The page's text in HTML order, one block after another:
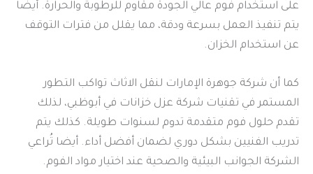
على استخدام فوم عالي الجودة مقاوم للرطوبة والحرارة. أيضا
يتم تنفيذ العمل بسرعة ودقة، مما يقلل من فترات التوقف
عن استخدام الخزان.
كما أن شركة جوهرة الإمارات لنقل الاثاث تواكب التطور
المستمر في تقنيات شركة عزل خزانات في أبوظبي، لذلك
تقدم حلول فوم متقدمة تدوم لسنوات طويلة. كذلك يتم
تدريب الفنيين بشكل دوري لضمان أفضل أداء. أيضا تُراعي
الشركة الجوانب البيئية والصحية عند اختيار مواد الفوم.